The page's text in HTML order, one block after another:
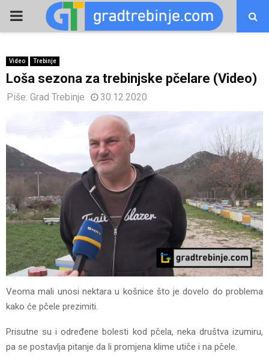
PRIMARY
Video Trebinje
Loša sezona za trebinjske pčelare (Video)
Piše: Grad Trebinje 30.12.2020
Veoma mali unosi nektara u košnice što je dovelo do problema
kako će pčele prezimiti.
Prisutne su i određene bolesti kod pčela, neka društva izumiru,
pa se postavlja pitanje da li promjena klime utiče i na pčele.